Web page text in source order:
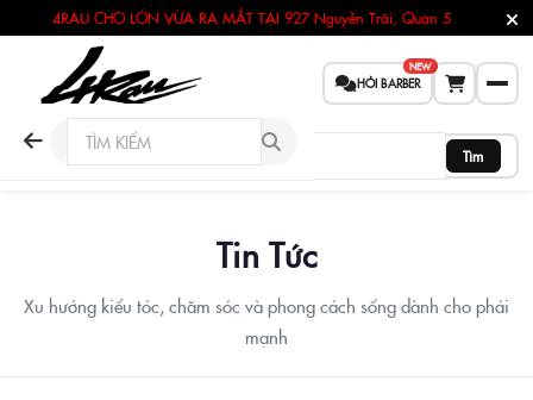
4RAU CHỢ LỚN VỪA RA MẮT TẠI 927 Nguyễn Trãi, Quận 5
HỎI BARBER
NEW
Tìm
Tin Tức
Xu hướng kiểu tóc, chăm sóc và phong cách sống dành cho phái
mạnh